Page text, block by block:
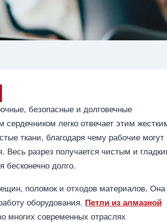
безопасные и долговечные
легко отвечает этим
ткани, благодаря чему рабочие могут
разрез получается чистым и
бесконечно долго.
поломок и отходов материалов. Она
оборудования. Петли из алмазной
многих современных отраслях